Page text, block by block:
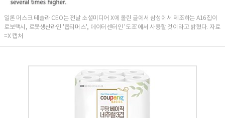
일론 머스크 테슬라 CEO는 전날 소셜미디어 X에 올린 글에서 삼성에서 제조하는 A16칩이
로보택시, 로봇생산라인 '옵티머스', 데이터센터인 '도조'에서 사용할 것이라고 밝혔다. 자료
=X 캡처